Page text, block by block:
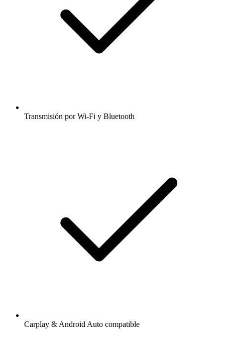
Transmisión por Wi-Fi y Bluetooth
Carplay & Android Auto compatible